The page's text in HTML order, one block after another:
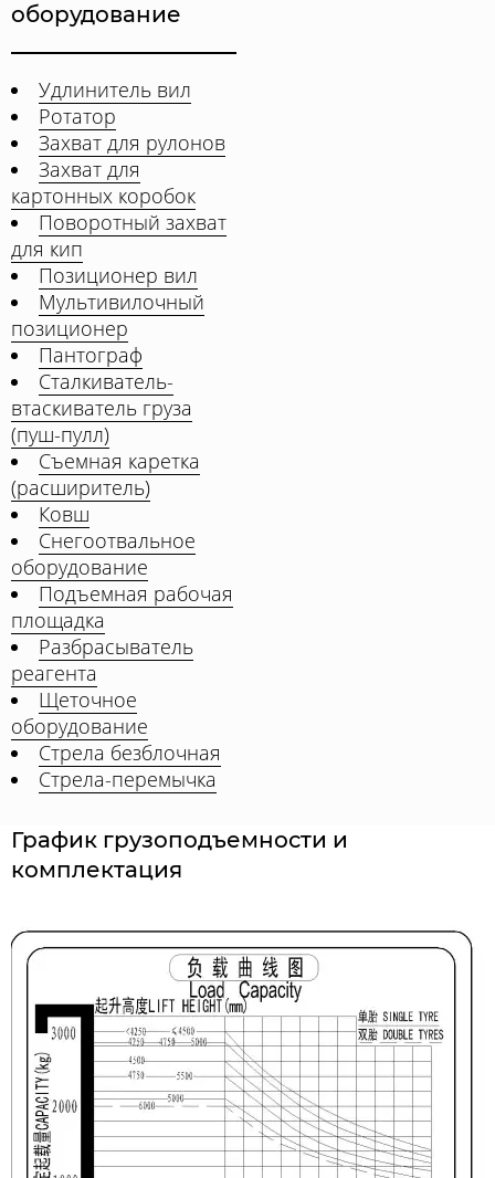
оборудование
Удлинитель вил
Ротатор
Захват для рулонов
Захват для
картонных коробок
Поворотный захват
для кип
Позиционер вил
Мультивилочный
позиционер
Пантограф
Сталкиватель-
втаскиватель груза
(пуш-пулл)
Съемная каретка
(расширитель)
Ковш
Снегоотвальное
оборудование
Подъемная рабочая
площадка
Разбрасыватель
реагента
Щеточное
оборудование
Стрела безблочная
Стрела-перемычка
График грузоподъемности и
комплектация